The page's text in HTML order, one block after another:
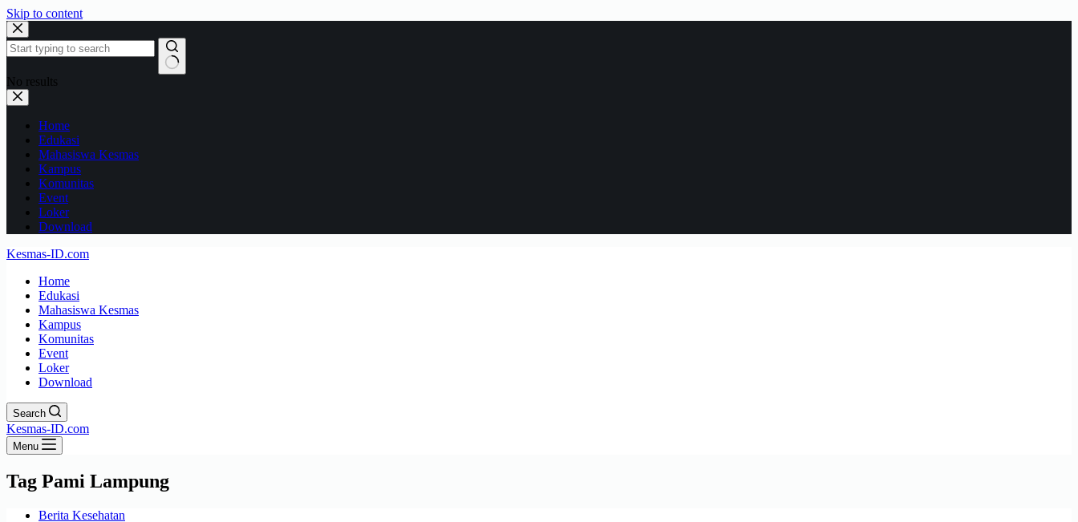
Skip to content
No results
Home
Edukasi
Mahasiswa Kesmas
Kampus
Komunitas
Event
Loker
Download
Kesmas-ID.com
Home
Edukasi
Mahasiswa Kesmas
Kampus
Komunitas
Event
Loker
Download
Search
Kesmas-ID.com
Menu
Tag Pami Lampung
Berita Kesehatan